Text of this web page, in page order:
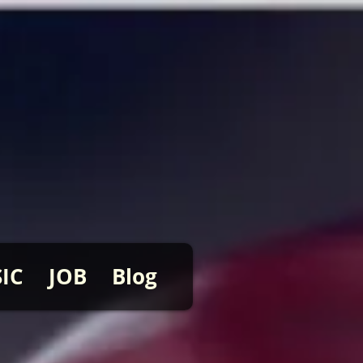
JOB Blog